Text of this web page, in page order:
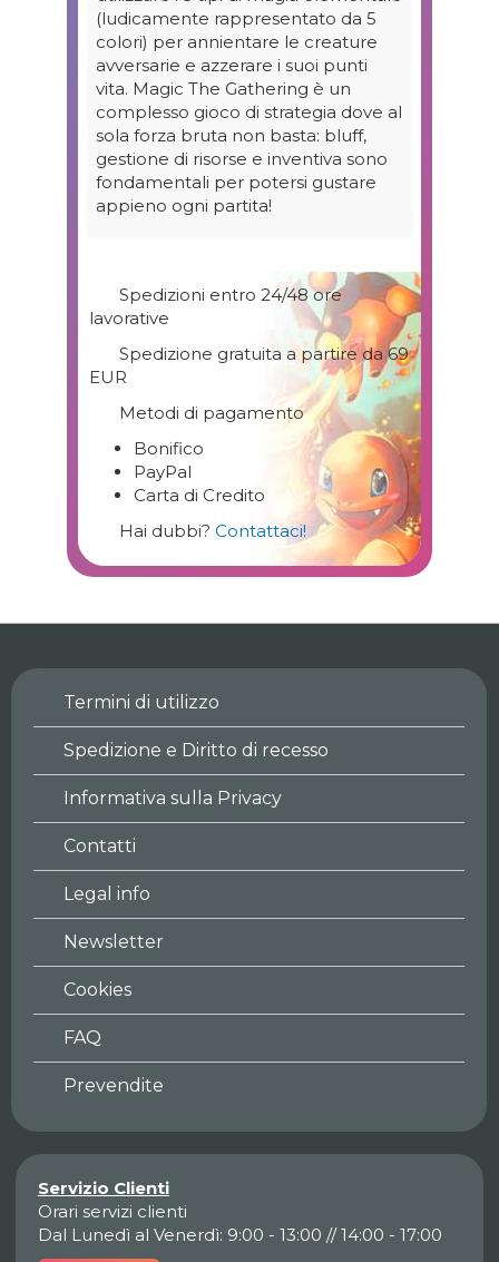
Spedizioni entro 24/48 ore
lavorative
Spedizione gratuita a partire da 69
EUR
Metodi di pagamento
Bonifico
PayPal
Carta di Credito
Hai dubbi? Contattaci!
(ludicamente rappresentato da 5
colori) per annientare le creature
avversarie e azzerare i suoi punti
vita. Magic The Gathering è un
complesso gioco di strategia dove al
sola forza bruta non basta: bluff,
gestione di risorse e inventiva sono
fondamentali per potersi gustare
appieno ogni partita!
Termini di utilizzo
Spedizione e Diritto di recesso
Informativa sulla Privacy
Contatti
Legal info
Newsletter
Cookies
FAQ
Prevendite
Servizio Clienti
Orari servizi clienti
Dal Lunedì al Venerdì: 9:00 - 13:00 // 14:00 - 17:00